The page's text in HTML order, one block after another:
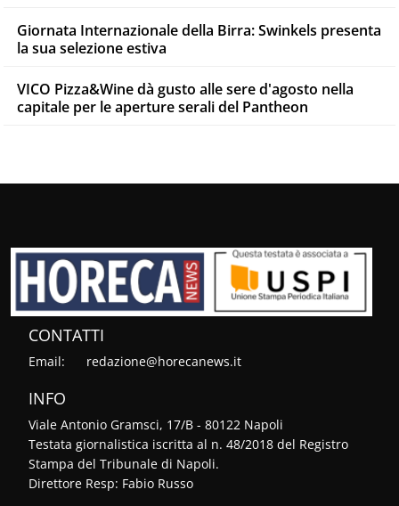
Giornata Internazionale della Birra: Swinkels presenta
la sua selezione estiva
VICO Pizza&Wine dà gusto alle sere d'agosto nella
capitale per le aperture serali del Pantheon
CONTATTI
Email: redazione@horecanews.it
INFO
Viale Antonio Gramsci, 17/B - 80122 Napoli
Testata giornalistica iscritta al n. 48/2018 del Registro
Stampa del Tribunale di Napoli.
Direttore Resp: Fabio Russo